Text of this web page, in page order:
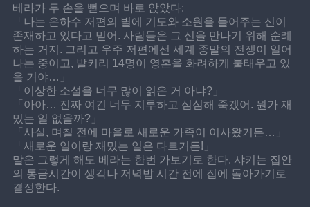
베라가 두 손을 뻗으며 바로 앉았다:
「나는 은하수 저편의 별에 기도와 소원을 들어주는 신이
존재하고 있다고 믿어. 사람들은 그 신을 만나기 위해 순례
하는 거지. 그리고 우주 저편에선 세계 종말의 전쟁이 일어
나는 중이고, 발키리 14명이 영혼을 화려하게 불태우고 있
을 거야…」
「이상한 소설을 너무 많이 읽은 거 아냐?」
「아아… 진짜 여긴 너무 지루하고 심심해 죽겠어. 뭔가 재
밌는 일 없을까?」
「사실, 며칠 전에 마을로 새로운 가족이 이사왔거든…」
「새로운 일이랑 재밌는 일은 다르거든!」
말은 그렇게 해도 베라는 한번 가보기로 한다. 샤키는 집안
의 통금시간이 생각나 저녁밥 시간 전에 집에 돌아가기로
결정한다.